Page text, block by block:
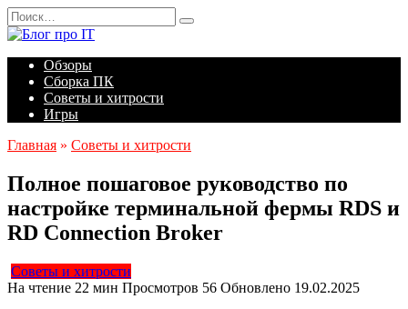
Перейти
к
содержанию
Search
for:
Обзоры
Сборка ПК
Советы и хитрости
Игры
Главная » Советы и хитрости
Полное пошаговое руководство по
настройке терминальной фермы RDS и
RD Connection Broker
Советы и хитрости
На чтение 22 мин Просмотров 56 Обновлено 19.02.2025